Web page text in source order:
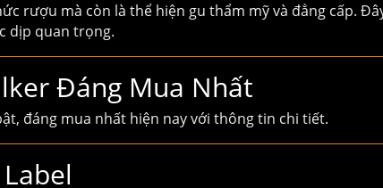
rượu mà còn là thể hiện gu thẩm mỹ và đẳng cấp.
dịp quan trọng.
Đáng Mua Nhất
đáng mua nhất hiện nay với thông tin chi tiết.